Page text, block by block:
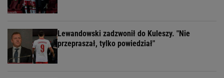
Lewandowski zadzwonił do Kuleszy. "Nie
przepraszał, tylko powiedział"